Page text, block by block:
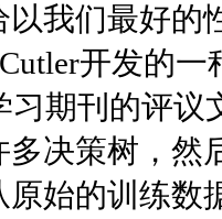
我们最好的
开发的
习期刊的评
多决策树，然
始的训练数